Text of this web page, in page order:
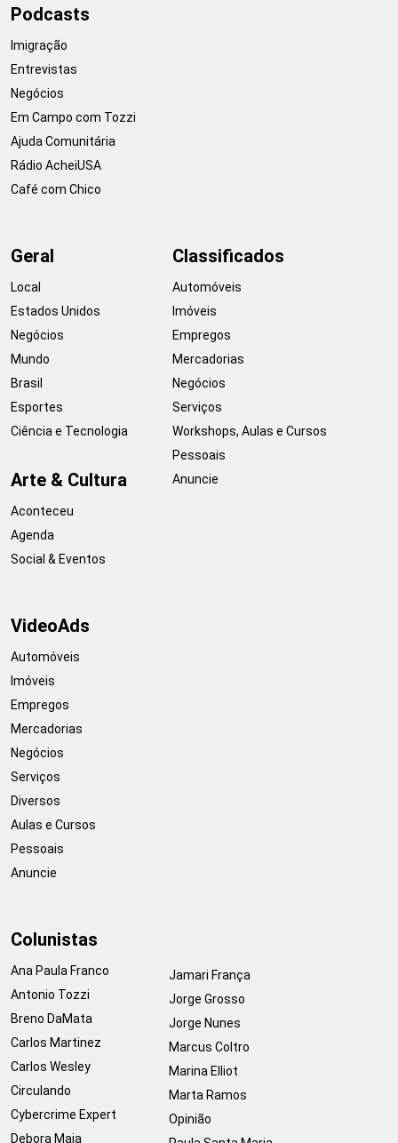
Podcasts
Imigração
Entrevistas
Negócios
Em Campo com Tozzi
Ajuda Comunitária
Rádio AcheiUSA
Café com Chico
Geral
Local
Estados Unidos
Negócios
Mundo
Brasil
Esportes
Ciência e Tecnologia
Arte & Cultura
Aconteceu
Agenda
Social & Eventos
Classificados
Automóveis
Imóveis
Empregos
Mercadorias
Negócios
Serviços
Workshops, Aulas e Cursos
Pessoais
Anuncie
VideoAds
Automóveis
Imóveis
Empregos
Mercadorias
Negócios
Serviços
Diversos
Aulas e Cursos
Pessoais
Anuncie
Colunistas
Ana Paula Franco
Antonio Tozzi
Breno DaMata
Carlos Martinez
Carlos Wesley
Circulando
Cybercrime Expert
Debora Maia
Jamari França
Jorge Grosso
Jorge Nunes
Marcus Coltro
Marina Elliot
Marta Ramos
Opinião